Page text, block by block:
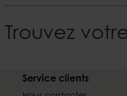
Service clients